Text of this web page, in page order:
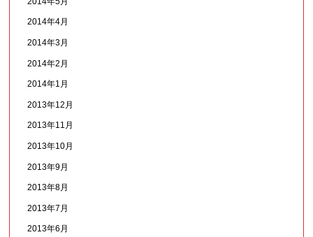
2014年4月
2014年3月
2014年2月
2014年1月
2013年12月
2013年11月
2013年10月
2013年9月
2013年8月
2013年7月
2013年6月